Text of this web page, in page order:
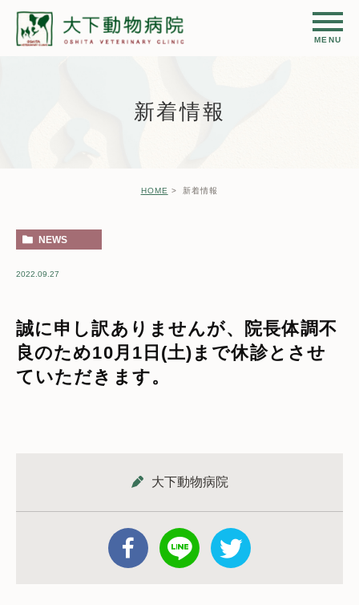
新着情報
HOME 新着情報
NEWS
2022.09.27
誠に申し訳ありませんが、院長体調不
良のため10月1日(土)まで休診とさせ
ていただきます。
大下動物病院